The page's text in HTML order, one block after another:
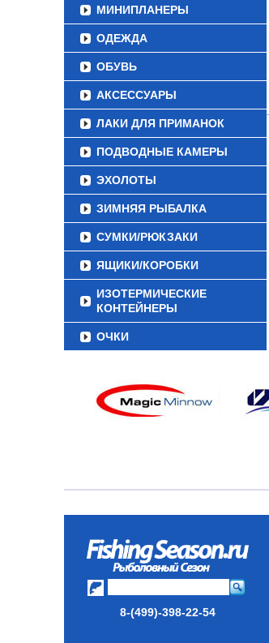
МИНИПЛАНЕРЫ
ОДЕЖДА
ОБУВЬ
АКСЕССУАРЫ
ЛАКИ ДЛЯ ПРИМАНОК
ПОДВОДНЫЕ КАМЕРЫ
ЭХОЛОТЫ
ЗИМНЯЯ РЫБАЛКА
СУМКИ/РЮКЗАКИ
ЯЩИКИ/КОРОБКИ
ИЗОТЕРМИЧЕСКИЕ
КОНТЕЙНЕРЫ
ОЧКИ
8-(499)-398-22-54